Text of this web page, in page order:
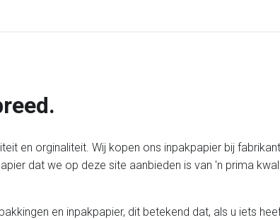
en orginaliteit. Wij kopen ons inpakpapier bij
dat we op deze site aanbieden is van 'n prima
en inpakpapier, dit betekend dat, als u iets